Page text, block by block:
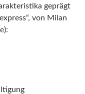
geprägt
von Milan